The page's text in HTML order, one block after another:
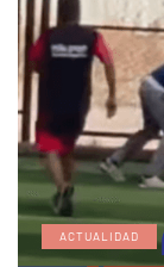
ACTUALIDAD